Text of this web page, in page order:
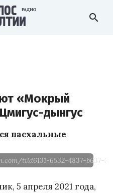
search
«Мокрый
дынгус
пасхальные
tild6131-6532-4837-b637-
5 апреля 2021 года,